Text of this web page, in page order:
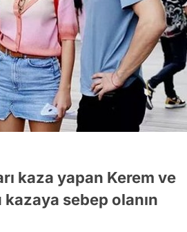
kaza yapan Kerem ve
sebep olanın